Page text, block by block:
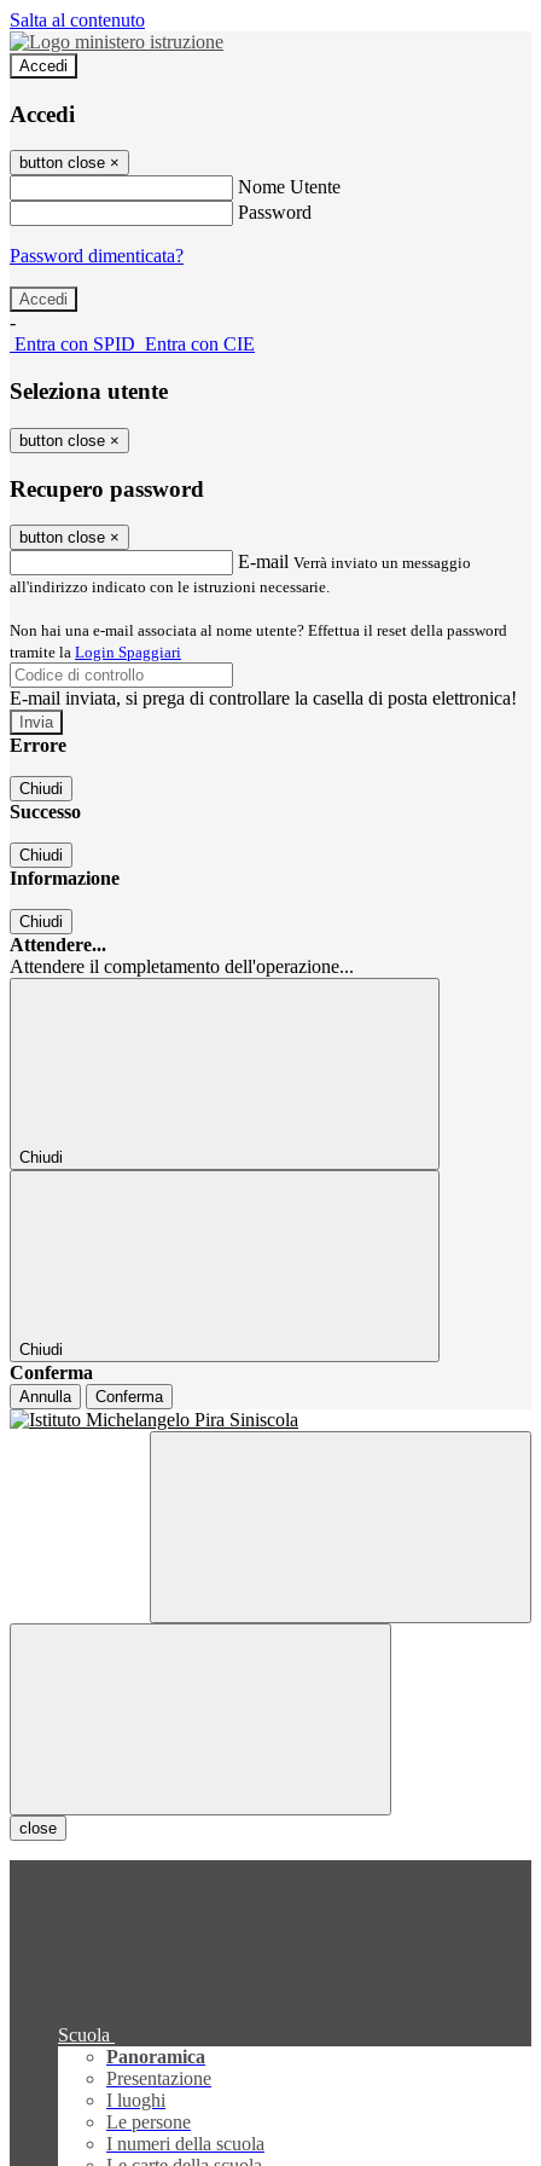
Salta al contenuto
Accedi
Accedi
button close ×
Nome Utente
Password
Password dimenticata?
-
Entra con SPID Entra con CIE
Seleziona utente
button close ×
Recupero password
button close ×
E-mail Verrà inviato un messaggio
all'indirizzo indicato con le istruzioni necessarie.
Non hai una e-mail associata al nome utente? Effettua il reset della password
tramite la Login Spaggiari
E-mail inviata, si prega di controllare la casella di posta elettronica!
Errore
Chiudi
Successo
Chiudi
Informazione
Chiudi
Attendere...
Attendere il completamento dell'operazione...
Chiudi
Chiudi
Conferma
Annulla Conferma
close
Scuola
Panoramica
Presentazione
I luoghi
Le persone
I numeri della scuola